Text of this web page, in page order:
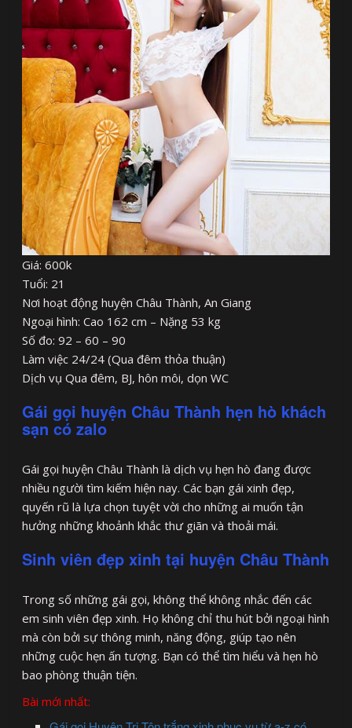
Giá: 600k
Tuổi: 21
Nơi hoạt động huyện Châu Thành, An Giang
Ngoại hình: Cao 162 cm – Nặng 53 kg
Số đo: 92 – 60 – 90
Làm việc 24/24 (Qua đêm thỏa thuận)
Dịch vụ Qua đêm, BJ, hôn môi, dọn WC
Gái gọi huyện Châu Thành hẹn hò khách
sạn có zalo
Gái gọi huyện Châu Thành là dịch vụ hẹn hò đang được
nhiều người tìm kiếm hiện nay. Các bạn gái xinh đẹp,
quyến rũ là lựa chọn tuyệt vời cho những ai muốn tận
hưởng những khoảnh khắc thư giãn và thoải mái.
Sinh viên đẹp xinh tại huyện Châu Thành
Trong số những gái gọi, không thể không nhắc đến các
em sinh viên đẹp xinh. Họ không chỉ thu hút bởi ngoại hình
mà còn bởi sự thông minh, năng động, giúp tạo nên
những cuộc hẹn ấn tượng. Bạn có thể tìm hiểu và hẹn hò
bao phòng thuận tiện.
Bài mới nhất: